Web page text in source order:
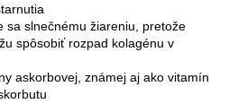
sa slnečnému žiareniu, pretože
spôsobiť rozpad kolagénu v
askorbovej, známej aj ako vitamín